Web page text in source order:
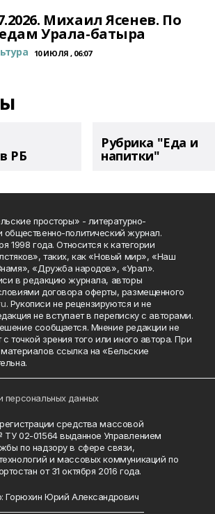
Михаил Ясенев. По
Урала-батыра
10 ИЮЛЯ , 06:07
РБ
Рубрика "Еда и
напитки"
просторы» - литературно-
общественно-политический журнал.
1998 года. Относится к категории
таких, как «Новый мир», «Наш
«Дружба народов», «Урал».
в редакцию журнала, авторы
договора оферты, размещенного
. Рукописи не рецензируются и не
не вступает в переписку с авторами.
сообщается. Мнение редакции не
точкой зрения того или иного автора. При
ссылка на «Бельские
персональных данных
средства массовой
02-01564 выданное Управлением
по надзору в сфере связи,
и массовых коммуникаций по
от 31 октября 2016 года.
Горюхин Юрий Александрович